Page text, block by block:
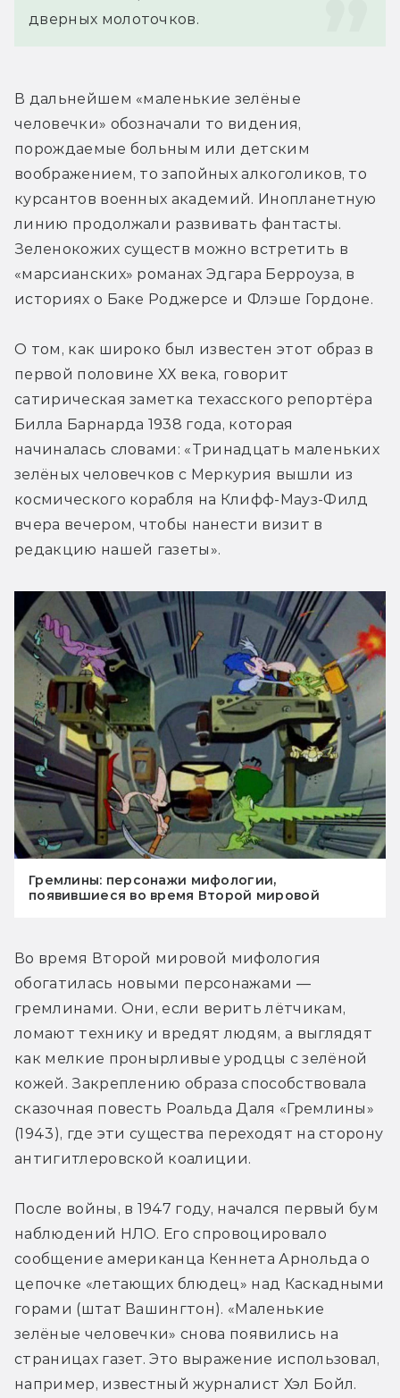
дверных молоточков.
В дальнейшем «маленькие зелёные
человечки» обозначали то видения,
порождаемые больным или детским
воображением, то запойных алкоголиков, то
курсантов военных академий. Инопланетную
линию продолжали развивать фантасты.
Зеленокожих существ можно встретить в
«марсианских» романах Эдгара Берроуза, в
историях о Баке Роджерсе и Флэше Гордоне.
О том, как широко был известен этот образ в
первой половине ХХ века, говорит
сатирическая заметка техасского репортёра
Билла Барнарда 1938 года, которая
начиналась словами: «Тринадцать маленьких
зелёных человечков с Меркурия вышли из
космического корабля на Клифф-Мауз-Филд
вчера вечером, чтобы нанести визит в
редакцию нашей газеты».
Гремлины: персонажи мифологии,
появившиеся во время Второй мировой
Во время Второй мировой мифология
обогатилась новыми персонажами —
гремлинами. Они, если верить лётчикам,
ломают технику и вредят людям, а выглядят
как мелкие пронырливые уродцы с зелёной
кожей. Закреплению образа способствовала
сказочная повесть Роальда Даля «Гремлины»
(1943), где эти существа переходят на сторону
антигитлеровской коалиции.
После войны, в 1947 году, начался первый бум
наблюдений НЛО. Его спровоцировало
сообщение американца Кеннета Арнольда о
цепочке «летающих блюдец» над Каскадными
горами (штат Вашингтон). «Маленькие
зелёные человечки» снова появились на
страницах газет. Это выражение использовал,
например, известный журналист Хэл Бойл.